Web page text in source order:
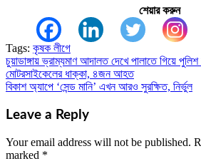
শেয়ার করুন
Tags: কৃষক লীগে
Post
navigation
চুয়াডাঙ্গায় ভ্রাম্যমাণ আদালত দেখে পালাতে গিয়ে
মোটরসাইকেলের ধাক্কা, ৪জন আহত
বিকাশ অ্যাপে ‘সেন্ড মানি’ এখন আরও সুরক্ষিত, নির্ভুল
Leave a Reply
Your email address will not be published.
marked *